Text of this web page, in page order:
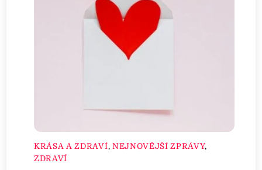
KRÁSA A ZDRAVÍ, NEJNOVĚJŠÍ ZPRÁVY,
ZDRAVÍ